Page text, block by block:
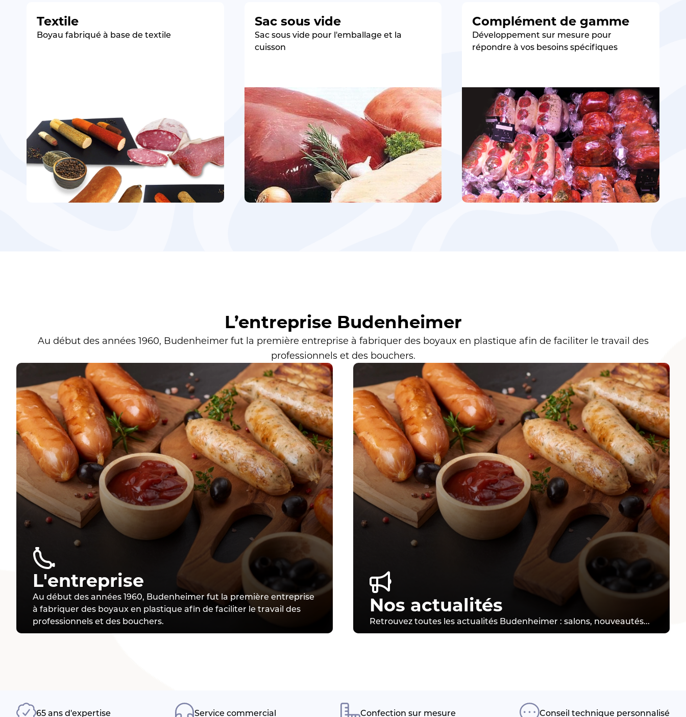
Textile
Boyau fabriqué à base de textile
Sac sous vide
Sac sous vide pour l'emballage et la
cuisson
Complément de gamme
Développement sur mesure pour
répondre à vos besoins spécifiques
L’entreprise Budenheimer
Au début des années 1960, Budenheimer fut la première entreprise à fabriquer des boyaux en plastique afin de faciliter le travail des
professionnels et des bouchers.
L'entreprise
Au début des années 1960, Budenheimer fut la première entreprise
à fabriquer des boyaux en plastique afin de faciliter le travail des
professionnels et des bouchers.
Nos actualités
Retrouvez toutes les actualités Budenheimer : salons, nouveautés...
65 ans d'expertise Service commercial Confection sur mesure Conseil technique personnalisé